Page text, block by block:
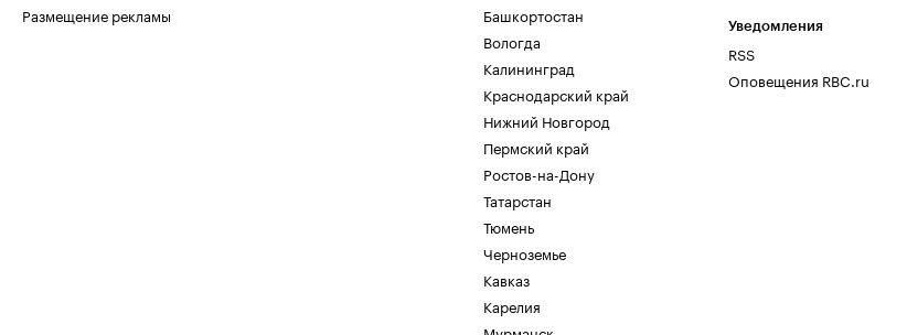
Размещение рекламы
Башкортостан
Вологда
Калининград
Краснодарский край
Нижний Новгород
Пермский край
Ростов-на-Дону
Татарстан
Тюмень
Черноземье
Кавказ
Карелия
Уведомления
RSS
Оповещения RBC.ru